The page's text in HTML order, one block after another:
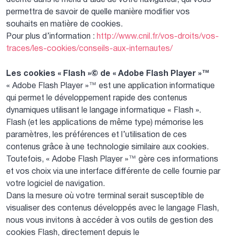
permettra de savoir de quelle manière modifier vos
souhaits en matière de cookies.
Pour plus d’information : http://www.cnil.fr/vos-droits/vos-
traces/les-cookies/conseils-aux-internautes/
Les cookies « Flash »© de « Adobe Flash Player »™
« Adobe Flash Player »™ est une application informatique
qui permet le développement rapide des contenus
dynamiques utilisant le langage informatique « Flash ».
Flash (et les applications de même type) mémorise les
paramètres, les préférences et l’utilisation de ces
contenus grâce à une technologie similaire aux cookies.
Toutefois, « Adobe Flash Player »™ gère ces informations
et vos choix via une interface différente de celle fournie par
votre logiciel de navigation.
Dans la mesure où votre terminal serait susceptible de
visualiser des contenus développés avec le langage Flash,
nous vous invitons à accéder à vos outils de gestion des
cookies Flash, directement depuis le